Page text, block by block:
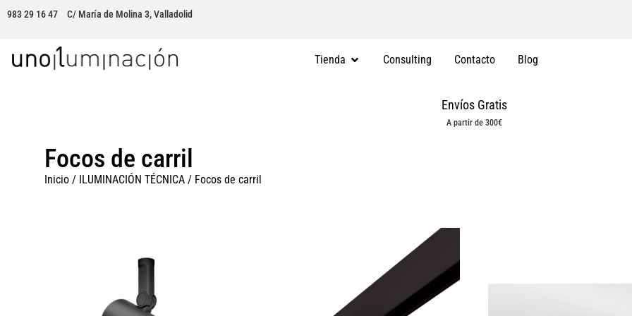
983 29 16 47 C/ María de Molina 3, Valladolid
Tienda Consulting Contacto Blog
Envíos Gratis
A partir de 300€
Focos de carril
Inicio/ ILUMINACIÓN TÉCNICA/ Focos de carril